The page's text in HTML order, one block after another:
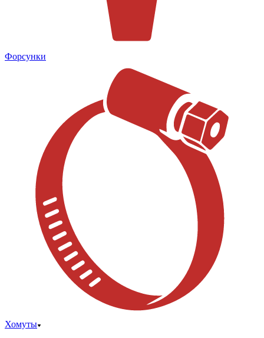
Форсунки
Хомуты